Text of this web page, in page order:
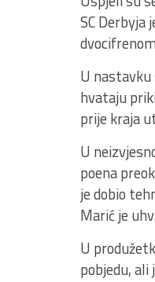
SC
U nastavku
hvataju
prije kraja
U
poena
je dobio
Marić je
U
pobjedu,